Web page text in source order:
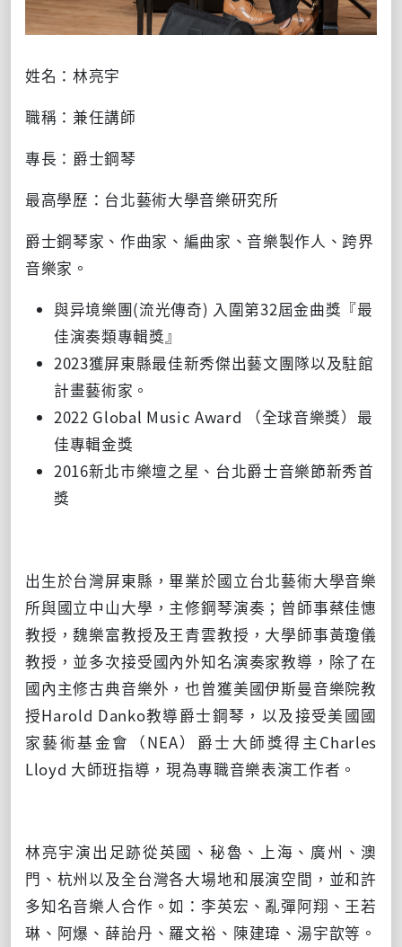
姓名：林亮宇
職稱：兼任講師
專長：爵士鋼琴
最高學歷：台北藝術大學音樂研究所
爵士鋼琴家、作曲家、編曲家、音樂製作人、跨界
音樂家。
與异境樂團(流光傳奇) 入圍第32屆金曲獎『最
佳演奏類專輯獎』
2023獲屏東縣最佳新秀傑出藝文團隊以及駐館
計畫藝術家。
2022 Global Music Award （全球音樂獎）最
佳專輯金獎
2016新北市樂壇之星、台北爵士音樂節新秀首
獎
出生於台灣屏東縣，畢業於國立台北藝術大學音樂
所與國立中山大學，主修鋼琴演奏；曾師事蔡佳憓
教授，魏樂富教授及王青雲教授，大學師事黃瓊儀
教授，並多次接受國內外知名演奏家教導，除了在
國內主修古典音樂外，也曾獲美國伊斯曼音樂院教
授Harold Danko教導爵士鋼琴，以及接受美國國
家藝術基金會（NEA）爵士大師獎得主 Charles
Lloyd 大師班指導，現為專職音樂表演工作者。
林亮宇演出足跡從英國、秘魯、上海、廣州、澳
門、杭州以及全台灣各大場地和展演空間，並和許
多知名音樂人合作。如：李英宏、亂彈阿翔、王若
琳、阿爆、薛詒丹、羅文裕、陳建瑋、湯宇歆等。